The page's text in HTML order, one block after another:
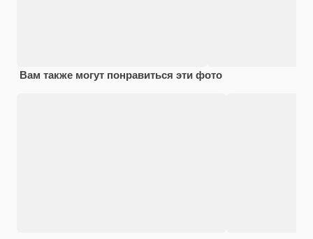
Вам также могут понравиться эти фото